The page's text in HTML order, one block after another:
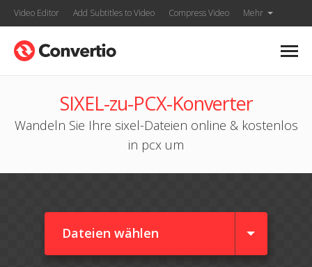
Video Editor Add Subtitles to Video Compress Video Mehr
SIXEL-zu-PCX-Konverter
Wandeln Sie Ihre sixel-Dateien online & kostenlos
in pcx um
Dateien wählen